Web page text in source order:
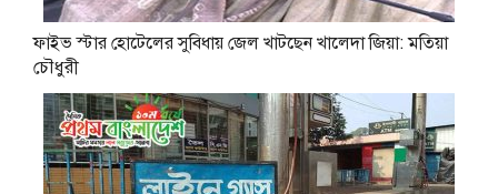
ফাইভ স্টার হোটেলের সুবিধায় জেল খাটছেন খালেদা জিয়া: মতিয়া
চৌধুরী